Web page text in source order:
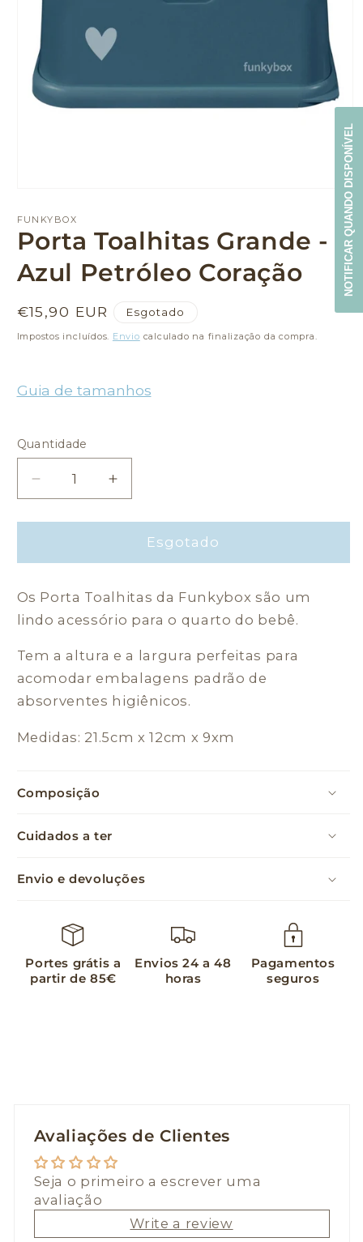
multimédia
1
em
modal
FUNKYBOX
Porta Toalhitas Grande -
Azul Petróleo Coração
Preço
normal
€15,90 EUR Esgotado
Impostos incluídos. Envio calculado na finalização da compra.
Guia de tamanhos
Quantidade
Quantidade
Diminuir
a
quantidade
Porta
Grande
-
Petróleo
Coração
Aumentar
a
quantidade
Porta
Grande
-
Petróleo
Coração
Esgotado
Os Porta Toalhitas da Funkybox são um
lindo acessório para o quarto do bebê.
Tem a altura e a largura perfeitas para
acomodar embalagens padrão de
absorventes higiênicos.
Medidas: 21.5cm x 12cm x 9xm
Composição
Cuidados a ter
Envio e devoluções
Portes grátis a
partir de 85€
Envios 24 a 48
horas
Pagamentos
seguros
Avaliações de Clientes
Seja o primeiro a escrever uma
avaliação
Write a review
NOTIFICAR QUANDO DISPONÍVEL